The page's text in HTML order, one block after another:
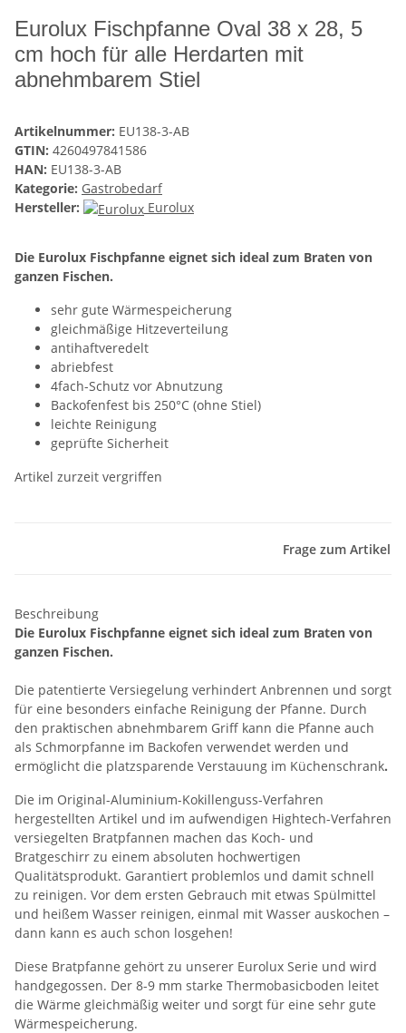
Eurolux Fischpfanne Oval 38 x 28, 5
cm hoch für alle Herdarten mit
abnehmbarem Stiel
Artikelnummer: EU138-3-AB
GTIN: 4260497841586
HAN: EU138-3-AB
Kategorie: Gastrobedarf
Hersteller:
Eurolux
Die Eurolux Fischpfanne eignet sich ideal zum Braten von
ganzen Fischen.
sehr gute Wärmespeicherung
gleichmäßige Hitzeverteilung
antihaftveredelt
abriebfest
4fach-Schutz vor Abnutzung
Backofenfest bis 250°C (ohne Stiel)
leichte Reinigung
geprüfte Sicherheit
Artikel zurzeit vergriffen
Frage zum Artikel
Beschreibung
Die Eurolux Fischpfanne eignet sich ideal zum Braten von
ganzen Fischen.
Die patentierte Versiegelung verhindert Anbrennen und sorgt
für eine besonders einfache Reinigung der Pfanne. Durch
den praktischen abnehmbarem Griff kann die Pfanne auch
als Schmorpfanne im Backofen verwendet werden und
ermöglicht die platzsparende Verstauung im Küchenschrank.
Die im Original-Aluminium-Kokillenguss-Verfahren
hergestellten Artikel und im aufwendigen Hightech-Verfahren
versiegelten Bratpfannen machen das Koch- und
Bratgeschirr zu einem absoluten hochwertigen
Qualitätsprodukt. Garantiert problemlos und damit schnell
zu reinigen. Vor dem ersten Gebrauch mit etwas Spülmittel
und heißem Wasser reinigen, einmal mit Wasser auskochen –
dann kann es auch schon losgehen!
Diese Bratpfanne gehört zu unserer Eurolux Serie und wird
handgegossen. Der 8-9 mm starke Thermobasicboden leitet
die Wärme gleichmäßig weiter und sorgt für eine sehr gute
Wärmespeicherung.